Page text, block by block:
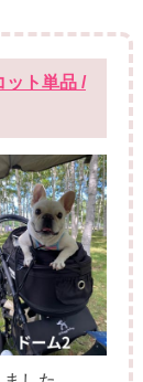
ット単品 /